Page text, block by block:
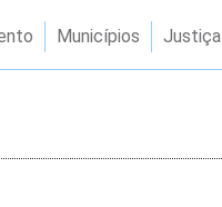
Municípios Justiça